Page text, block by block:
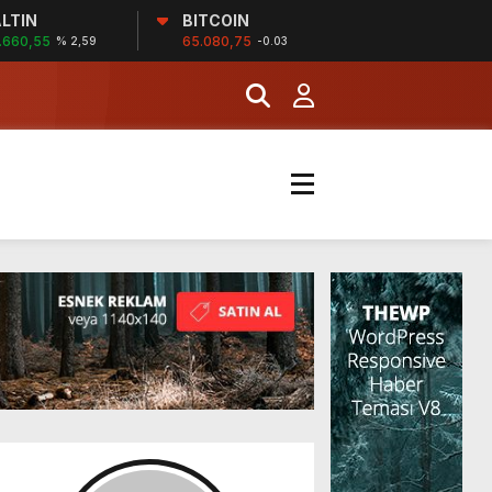
% 2,59
BITCOIN
65.080,75 -0.03
SGK